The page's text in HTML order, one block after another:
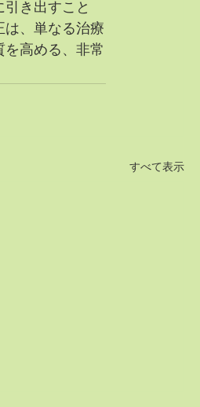
き出すこと
は、単なる治療
高める、非常
すべて表示